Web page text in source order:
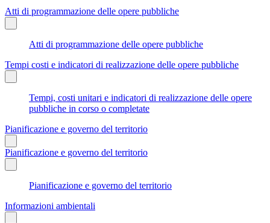
Atti di programmazione delle opere pubbliche
Atti di programmazione delle opere pubbliche
Tempi costi e indicatori di realizzazione delle opere pubbliche
Tempi, costi unitari e indicatori di realizzazione delle opere
pubbliche in corso o completate
Pianificazione e governo del territorio
Pianificazione e governo del territorio
Pianificazione e governo del territorio
Informazioni ambientali